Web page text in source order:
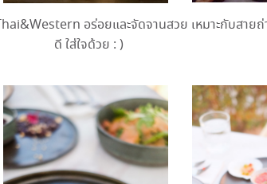
อร่อยและจัดจานสวย เหมาะกับสาย
ดี ใส่ใจด้วย : )